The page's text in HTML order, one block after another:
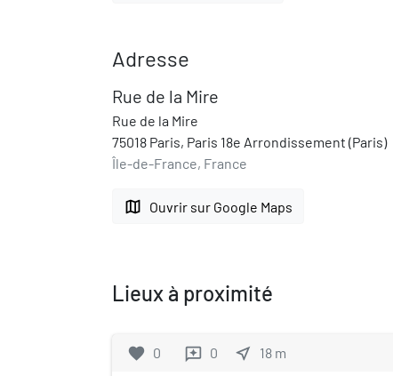
Adresse
Rue de la Mire
Rue de la Mire
75018 Paris, Paris 18e Arrondissement (Paris)
Île-de-France, France
map Ouvrir sur Google Maps
Lieux à proximité
favorite 0 reviews 0 near_me 18 m